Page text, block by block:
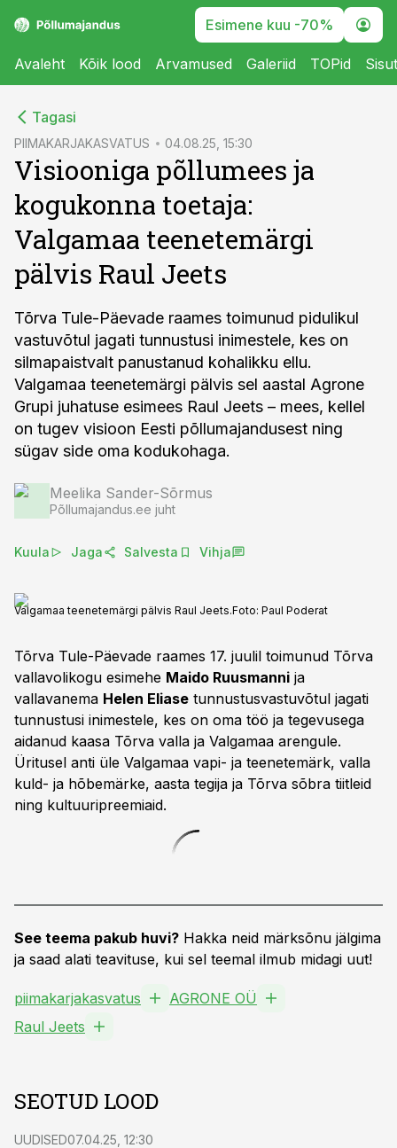
Esimene kuu -70%
Avaleht Kõik lood Arvamused Galeriid TOPid
Tagasi
PIIMAKARJAKASVATUS 04.08.25, 15:30
Visiooniga põllumees ja
kogukonna toetaja:
Valgamaa teenetemärgi
pälvis Raul Jeets
Tõrva Tule-Päevade raames toimunud pidulikul
vastuvõtul jagati tunnustusi inimestele, kes on
silmapaistvalt panustanud kohalikku ellu.
Valgamaa teenetemärgi pälvis sel aastal Agrone
Grupi juhatuse esimees Raul Jeets – mees, kellel
on tugev visioon Eesti põllumajandusest ning
sügav side oma kodukohaga.
Meelika Sander-Sõrmus
Põllumajandus.ee juht
Kuula Jaga Salvesta Vihja
Valgamaa teenetemärgi pälvis Raul Jeets.Foto: Paul Poderat
Tõrva Tule-Päevade raames 17. juulil toimunud Tõrva
vallavolikogu esimehe Maido Ruusmanni ja
vallavanema Helen Eliase tunnustusvastuvõtul jagati
tunnustusi inimestele, kes on oma töö ja tegevusega
aidanud kaasa Tõrva valla ja Valgamaa arengule.
Üritusel anti üle Valgamaa vapi- ja teenetemärk, valla
kuld- ja hõbemärke, aasta tegija ja Tõrva sõbra tiitleid
ning kultuuripreemiaid.
See teema pakub huvi? Hakka neid märksõnu jälgima
ja saad alati teavituse, kui sel teemal ilmub midagi uut!
piimakarjakasvatus
AGRONE OÜ
Raul Jeets
SEOTUD LOOD
UUDISED07.04.25, 12:30